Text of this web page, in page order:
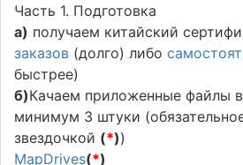
Часть 1. Подготовка
a) получаем китайский
заказов (долго) либо
быстрее)
б)Качаем приложенные файлы
минимум 3 штуки
звездочкой (*))
MapDrives(*)